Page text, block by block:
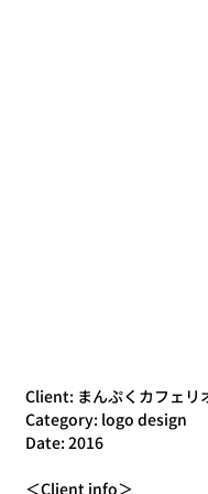
Client: まんぷくカフェリ
Category: logo design
Date: 2016
＜Client info＞